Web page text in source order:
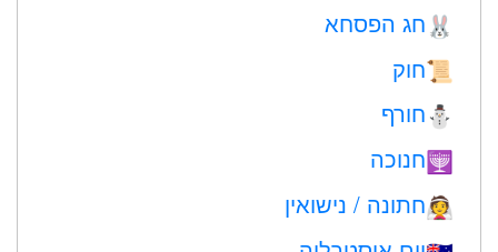
🐰 חג הפסחא
📜חוק
⛄ חורף
🕎חנוכה
👰חתונה / נישואין